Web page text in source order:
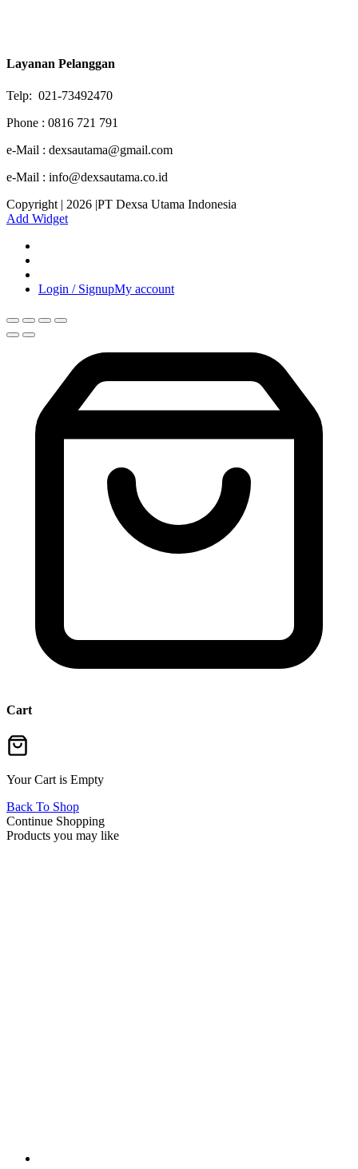
Layanan Pelanggan
Telp: 021-73492470
Phone : 0816 721 791
e-Mail : dexsautama@gmail.com
e-Mail : info@dexsautama.co.id
Copyright | 2026 |PT Dexsa Utama Indonesia
Add Widget
Login / SignupMy account
Cart
Your Cart is Empty
Back To Shop
Continue Shopping
Products you may like